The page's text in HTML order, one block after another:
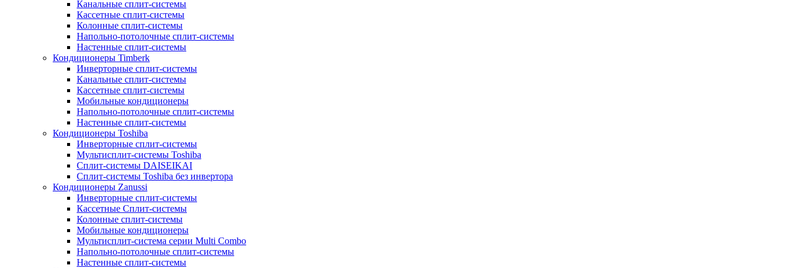
Канальные сплит-системы
Кассетные сплит-системы
Колонные сплит-системы
Напольно-потолочные сплит-системы
Настенные сплит-системы
Кондиционеры Timberk
Инверторные сплит-системы
Канальные сплит-системы
Кассетные сплит-системы
Мобильные кондиционеры
Напольно-потолочные сплит-системы
Настенные сплит-системы
Кондиционеры Toshiba
Инверторные сплит-системы
Мультисплит-системы Toshiba
Сплит-системы DAISEIKAI
Сплит-системы Toshiba без инвертора
Кондиционеры Zanussi
Инверторные сплит-системы
Кассетные Сплит-системы
Колонные сплит-системы
Мобильные кондиционеры
Мультисплит-система серии Multi Combo
Напольно-потолочные сплит-системы
Настенные сплит-системы